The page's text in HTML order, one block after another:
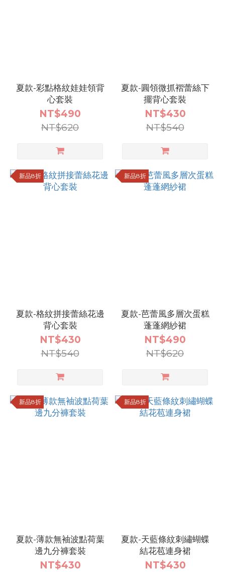
多
夏款-彩點格紋娃娃領背
心套裝
NT$490
NT$620
夏款-圓領微抓褶蕾絲下
擺背心套裝
NT$430
NT$540
新品8折
夏款-格紋拼接蕾絲花邊
背心套裝
NT$430
NT$540
新品8折
夏款-芭蕾風多層次蛋糕
蓬蓬網紗裙
NT$490
NT$620
新品8折
夏款-薄款無袖波點荷葉
邊九分褲套裝
NT$430
新品8折
夏款-天藍條紋刺繡蝴蝶
結花苞連身裙
NT$430